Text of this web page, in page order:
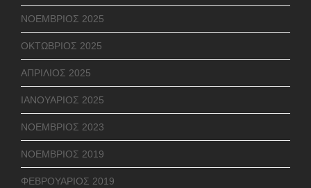
ΝΟΈΜΒΡΙΟΣ 2025
ΟΚΤΏΒΡΙΟΣ 2025
ΑΠΡΊΛΙΟΣ 2025
ΙΑΝΟΥΆΡΙΟΣ 2025
ΝΟΈΜΒΡΙΟΣ 2023
ΝΟΈΜΒΡΙΟΣ 2019
ΦΕΒΡΟΥΆΡΙΟΣ 2019